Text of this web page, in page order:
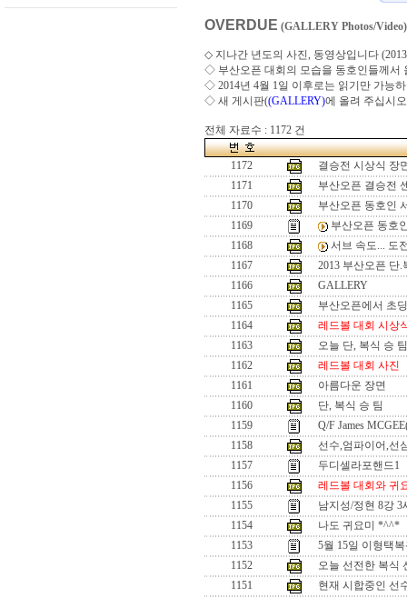
OVERDUE (GALLERY Photos/Video)
◇ 지나간 년도의 사진, 동영상입니다
◇ 부산오픈 대회의 모습을 동호인들께서
◇ 2014년 4월 1일 이후로는 읽기만 가능
◇ 새 게시판((GALLERY)에 올려 주십시오
전체 자료수 : 1172 건
1172
결승전 시상식 장
1171
부산오픈 결승전
1170
부산오픈 동호인
1169
부산오픈 동호
1168
서브 속도... 도
1167
2013 부산오픈 단
1166
GALLERY
1165
부산오픈에서 초
1164
레드볼 대회 시상
1163
오늘 단, 복식 승 팀
1162
레드볼 대회 사진
1161
아름다운 장면
1160
단, 복식 승 팀
1159
Q/F James
1158
선수,엄파이어,선
1157
두디셀라포핸드1
1156
레드볼 대회와 귀
1155
남지성/정현 8강 3
1154
나도 귀요미 *^^*
1153
5월 15일 이형택
1152
오늘 선전한 복식
1151
현재 시합중인 선